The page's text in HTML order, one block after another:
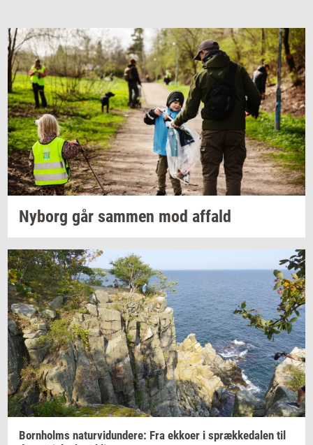
Ny­borg går sam­men mod af­fald
Born­holms na­tur­vi­dun­de­re: Fra ek­ko­er i spræk­ke­da­len til